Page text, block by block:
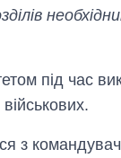
під час
з